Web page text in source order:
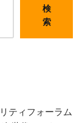
検
索
ティフォーラム